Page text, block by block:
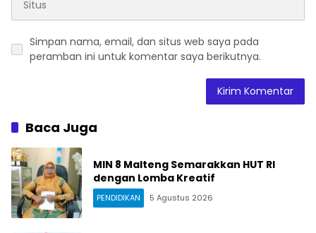
Simpan nama, email, dan situs web saya pada
peramban ini untuk komentar saya berikutnya.
Baca Juga
MIN 8 Malteng Semarakkan HUT RI
dengan Lomba Kreatif
PENDIDIKAN 5 Agustus 2026